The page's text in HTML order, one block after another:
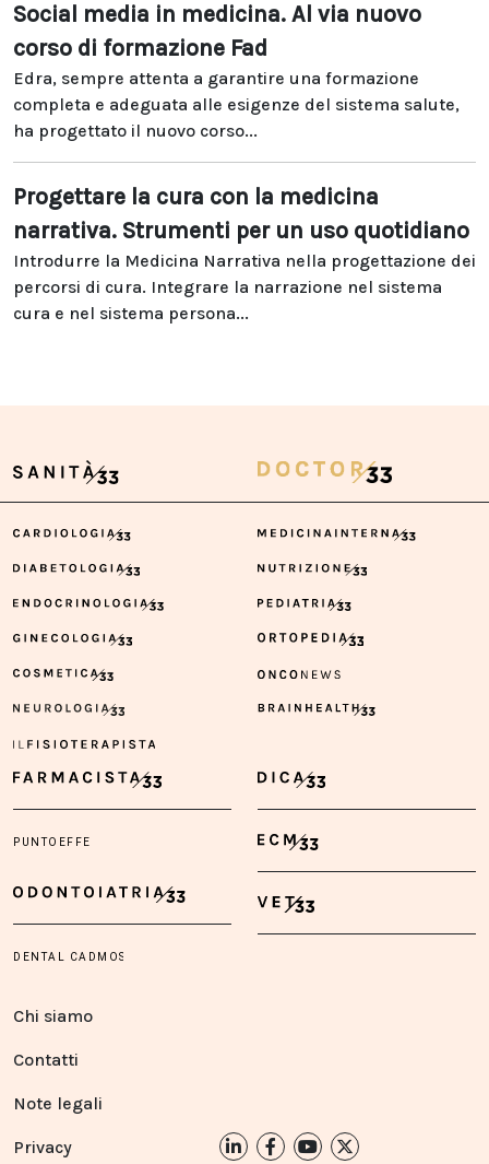
Social media in medicina. Al via nuovo
corso di formazione Fad
Edra, sempre attenta a garantire una formazione
completa e adeguata alle esigenze del sistema salute,
ha progettato il nuovo corso...
Progettare la cura con la medicina
narrativa. Strumenti per un uso quotidiano
Introdurre la Medicina Narrativa nella progettazione dei
percorsi di cura. Integrare la narrazione nel sistema
cura e nel sistema persona...
Chi siamo
Contatti
Note legali
Privacy